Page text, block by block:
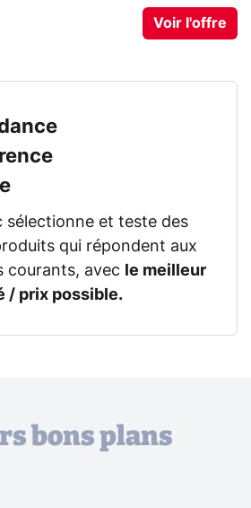
Voir l'offre
sélectionne et teste des
qui répondent aux
courants, avec
le meilleur
/ prix possible.
bons plans